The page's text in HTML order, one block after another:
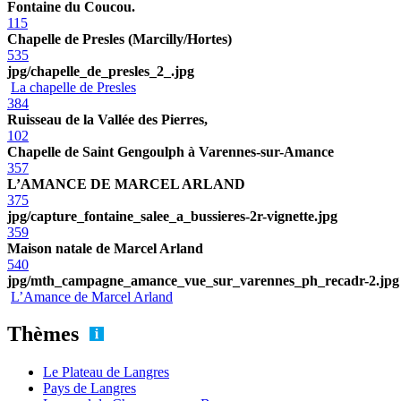
Fontaine du Coucou.
115
Chapelle de Presles (Marcilly/Hortes)
535
jpg/chapelle_de_presles_2_.jpg
La chapelle de Presles
384
Ruisseau de la Vallée des Pierres,
102
Chapelle de Saint Gengoulph à Varennes-sur-Amance
357
L’AMANCE DE MARCEL ARLAND
375
jpg/capture_fontaine_salee_a_bussieres-2r-vignette.jpg
359
Maison natale de Marcel Arland
540
jpg/mth_campagne_amance_vue_sur_varennes_ph_recadr-2.jpg
L’Amance de Marcel Arland
Thèmes
Le Plateau de Langres
Pays de Langres